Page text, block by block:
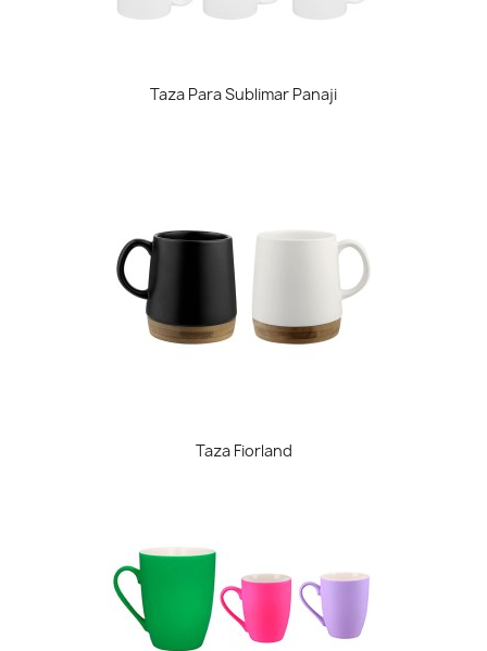
Taza Para Sublimar Panaji
Taza Fiorland